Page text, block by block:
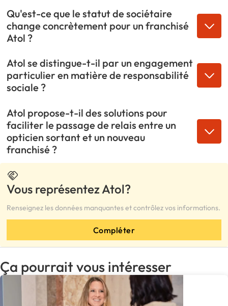
Qu'est-ce que le statut de sociétaire
change concrètement pour un franchisé
Atol ?
Atol se distingue-t-il par un engagement
particulier en matière de responsabilité
sociale ?
Atol propose-t-il des solutions pour
faciliter le passage de relais entre un
opticien sortant et un nouveau
franchisé ?
Vous représentez Atol?
Renseignez les données manquantes et contrôlez vos informations.
Compléter
Ça pourrait vous intéresser